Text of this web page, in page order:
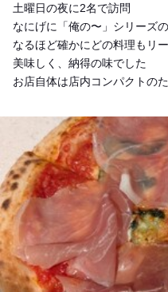
土曜日の夜に2名で訪問
なにげに「俺の〜」シリーズ
なるほど確かにどの料理もリ
美味しく、納得の味でした
お店自体は店内コンパクトのた